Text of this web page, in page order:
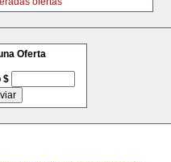
Oferta
$